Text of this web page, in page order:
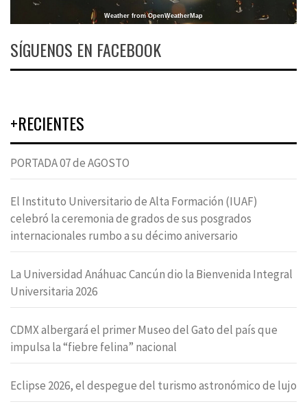
Weather from OpenWeatherMap
SÍGUENOS EN FACEBOOK
+RECIENTES
PORTADA 07 de AGOSTO
El Instituto Universitario de Alta Formación (IUAF)
celebró la ceremonia de grados de sus posgrados
internacionales rumbo a su décimo aniversario
La Universidad Anáhuac Cancún dio la Bienvenida Integral
Universitaria 2026
CDMX albergará el primer Museo del Gato del país que
impulsa la “fiebre felina” nacional
Eclipse 2026, el despegue del turismo astronómico de lujo